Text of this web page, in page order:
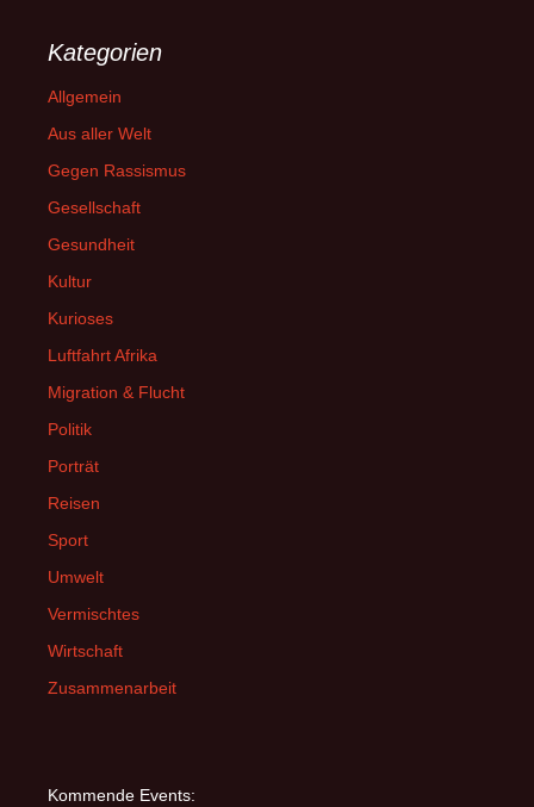
Kategorien
Allgemein
Aus aller Welt
Gegen Rassismus
Gesellschaft
Gesundheit
Kultur
Kurioses
Luftfahrt Afrika
Migration & Flucht
Politik
Porträt
Reisen
Sport
Umwelt
Vermischtes
Wirtschaft
Zusammenarbeit
Kommende Events: